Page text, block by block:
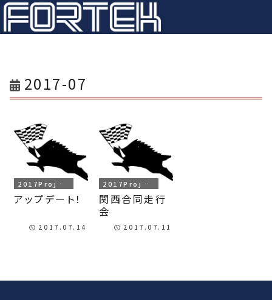
2017-07
2017Project
アップデート！
2017.07.14
2017Project
関西合同走行
会
2017.07.11